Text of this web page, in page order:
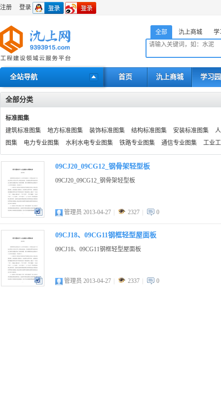
注册 登录
全部 氿上商城 学
全站导航 首页 氿上商城 学习
全部分类
标准图集
建筑标准图集
地方标准图集 装饰标准图集 结构标准图集 安装标准图集
图集
电力专业图集 水利水电专业图集 铁路专业图集 通信专业图集 工业
docx
09CJ20_09CG12_钢骨架轻型板
09CJ20_09CG12_钢骨架轻型板
管理员 2013-04-27 2327 0
docx
09CJ18、09CG11钢框轻型屋面板
09CJ18、09CG11钢框轻型屋面板
管理员 2013-04-27 2337 0